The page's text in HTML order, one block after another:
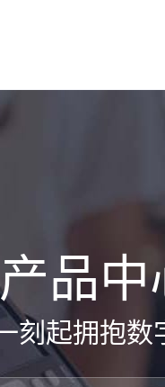
产品中
刻起拥抱数
脉云帆智能问数